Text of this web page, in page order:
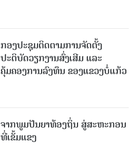
ກອງປະຊຸມຕິດຕາມການຈັດຕັ້ງ
ປະຕິບັດວຽກງານສົ່ງເສີມ ແລະ
ຄຸ້ມຄອງການລົງທຶນ ຂອງແຂວງບໍ່ແກ້ວ
ຈາກພູມປັນຍາທ້ອງຖິ່ນ ສູ່ສະຫະກອນ
ທີ່ເຂັ້ມແຂງ